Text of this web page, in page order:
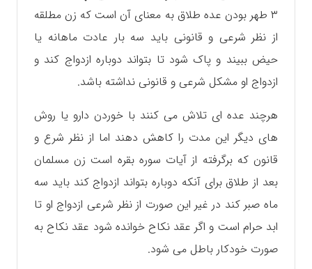
۳ طهر بودن عده طلاق به معنای آن است که زن مطلقه
از نظر شرعی و قانونی باید سه بار عادت ماهانه یا
حیض ببیند و پاک شود تا بتواند دوباره ازدواج کند و
ازدواج او مشکل شرعی و قانونی نداشته باشد.
هرچند عده ای تلاش می کنند با خوردن دارو یا روش
های دیگر این مدت را کاهش دهند اما از نظر شرع و
قانون که برگرفته از آیات سوره بقره است زن مسلمان
بعد از طلاق برای آنکه دوباره بتواند ازدواج کند باید سه
ماه صبر کند در غیر این صورت از نظر شرعی ازدواج او تا
ابد حرام است و اگر عقد نکاح خوانده شود عقد نکاح به
صورت خودکار باطل می شود.